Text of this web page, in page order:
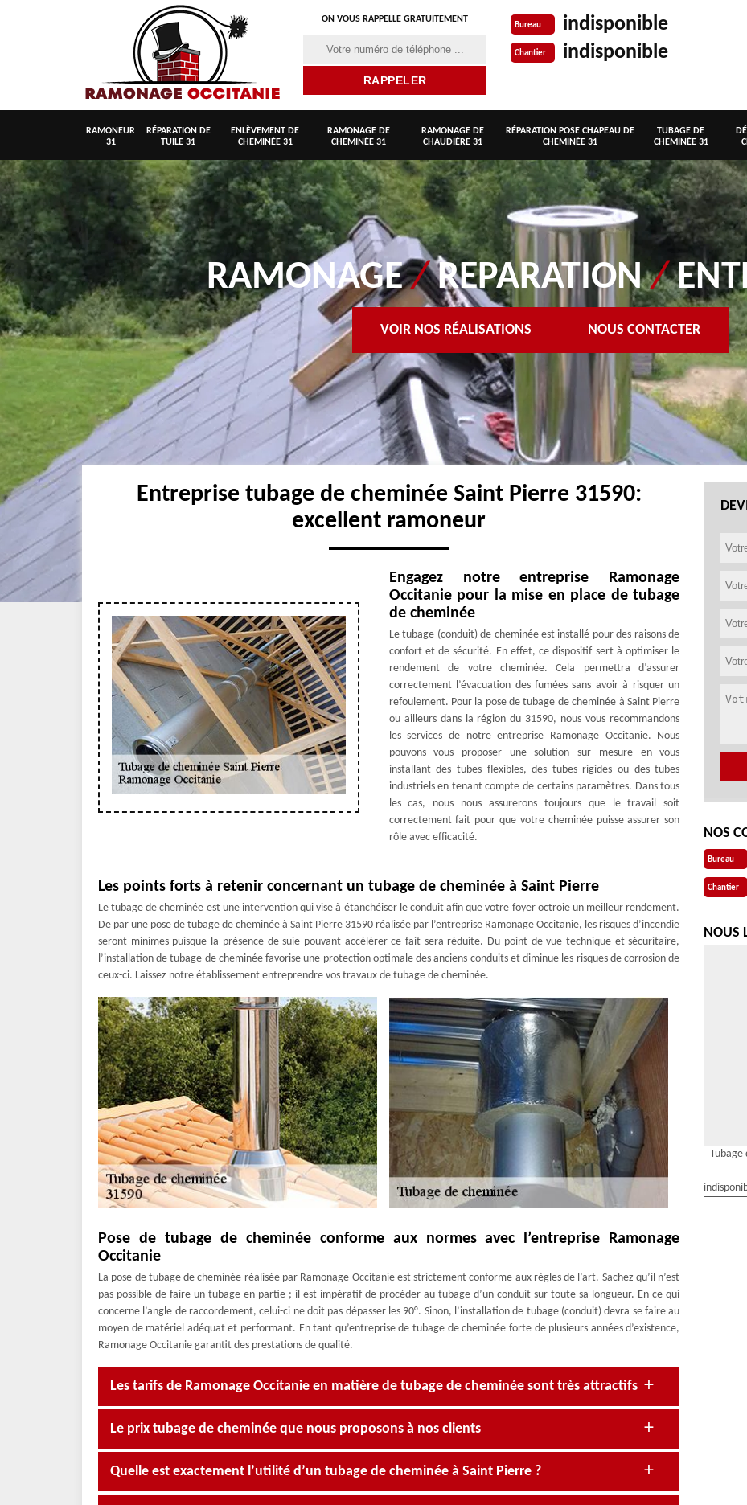
ON VOUS RAPPELLE GRATUITEMENT
Bureau indisponible
Chantier indisponible
RAMONEUR
31
RÉPARATION DE
TUILE 31
ENLÈVEMENT DE
CHEMINÉE 31
RAMONAGE DE
CHEMINÉE 31
RAMONAGE DE
CHAUDIÈRE 31
RÉPARATION POSE CHAPEAU DE
CHEMINÉE 31
TUBAGE DE
CHEMINÉE 31
RAMONAGE/REPARATION/
VOIR NOS RÉALISATIONS NOUS CONTACTER
Entreprise tubage de cheminée Saint Pierre 31590:
excellent ramoneur
Engagez notre entreprise Ramonage
Occitanie pour la mise en place de tubage
de cheminée
Le tubage (conduit) de cheminée est installé pour des raisons de
confort et de sécurité. En effet, ce dispositif sert à optimiser le
rendement de votre cheminée. Cela permettra d’assurer
correctement l’évacuation des fumées sans avoir à risquer un
refoulement. Pour la pose de tubage de cheminée à Saint Pierre
ou ailleurs dans la région du 31590, nous vous recommandons
les services de notre entreprise Ramonage Occitanie. Nous
pouvons vous proposer une solution sur mesure en vous
installant des tubes flexibles, des tubes rigides ou des tubes
industriels en tenant compte de certains paramètres. Dans tous
les cas, nous nous assurerons toujours que le travail soit
correctement fait pour que votre cheminée puisse assurer son
rôle avec efficacité.
Les points forts à retenir concernant un tubage de cheminée à Saint Pierre
Le tubage de cheminée est une intervention qui vise à étanchéiser le conduit afin que votre foyer octroie un meilleur rendement.
De par une pose de tubage de cheminée à Saint Pierre 31590 réalisée par l’entreprise Ramonage Occitanie, les risques d’incendie
seront minimes puisque la présence de suie pouvant accélérer ce fait sera réduite. Du point de vue technique et sécuritaire,
l’installation de tubage de cheminée favorise une protection optimale des anciens conduits et diminue les risques de corrosion de
ceux-ci. Laissez notre établissement entreprendre vos travaux de tubage de cheminée.
Pose de tubage de cheminée conforme aux normes avec l’entreprise Ramonage
Occitanie
La pose de tubage de cheminée réalisée par Ramonage Occitanie est strictement conforme aux règles de l’art. Sachez qu’il n’est
pas possible de faire un tubage en partie ; il est impératif de procéder au tubage d’un conduit sur toute sa longueur. En ce qui
concerne l’angle de raccordement, celui-ci ne doit pas dépasser les 90°. Sinon, l’installation de tubage (conduit) devra se faire au
moyen de matériel adéquat et performant. En tant qu’entreprise de tubage de cheminée forte de plusieurs années d’existence,
Ramonage Occitanie garantit des prestations de qualité.
Les tarifs de Ramonage Occitanie en matière de tubage de cheminée sont très attractifs
Le prix tubage de cheminée que nous proposons à nos clients
Quelle est exactement l’utilité d’un tubage de cheminée à Saint Pierre ?
NOS
Bureau
Chantier
NOUS
Tubage